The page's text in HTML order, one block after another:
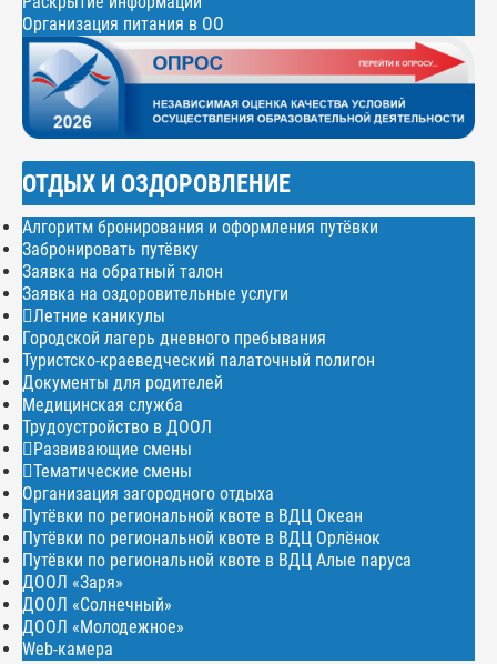
Организация питания в ОО
ОТДЫХ И ОЗДОРОВЛЕНИЕ
Алгоритм бронирования и оформления путёвки
Забронировать путёвку
Заявка на обратный талон
Заявка на оздоровительные услуги
Летние каникулы
Городской лагерь дневного пребывания
Туристско-краеведческий палаточный полигон
Документы для родителей
Медицинская служба
Трудоустройство в ДООЛ
Развивающие смены
Тематические смены
Организация загородного отдыха
Путёвки по региональной квоте в ВДЦ Океан
Путёвки по региональной квоте в ВДЦ Орлёнок
Путёвки по региональной квоте в ВДЦ Алые паруса
ДООЛ «Заря»
ДООЛ «Солнечный»
ДООЛ «Молодежное»
Web-камера